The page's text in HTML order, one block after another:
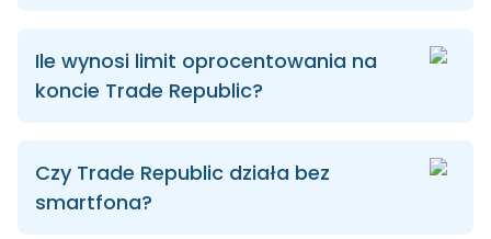
Ile wynosi limit oprocentowania na
koncie Trade Republic?
Czy Trade Republic działa bez
smartfona?